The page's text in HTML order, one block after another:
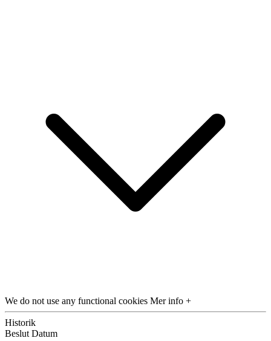
We do not use any functional cookies Mer info +
Historik
Beslut Datum